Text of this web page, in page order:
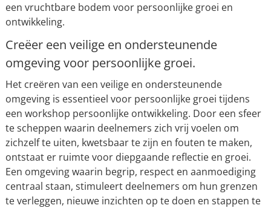
een vruchtbare bodem voor persoonlijke groei en
ontwikkeling.
Creëer een veilige en ondersteunende
omgeving voor persoonlijke groei.
Het creëren van een veilige en ondersteunende
omgeving is essentieel voor persoonlijke groei tijdens
een workshop persoonlijke ontwikkeling. Door een sfeer
te scheppen waarin deelnemers zich vrij voelen om
zichzelf te uiten, kwetsbaar te zijn en fouten te maken,
ontstaat er ruimte voor diepgaande reflectie en groei.
Een omgeving waarin begrip, respect en aanmoediging
centraal staan, stimuleert deelnemers om hun grenzen
te verleggen, nieuwe inzichten op te doen en stappen te